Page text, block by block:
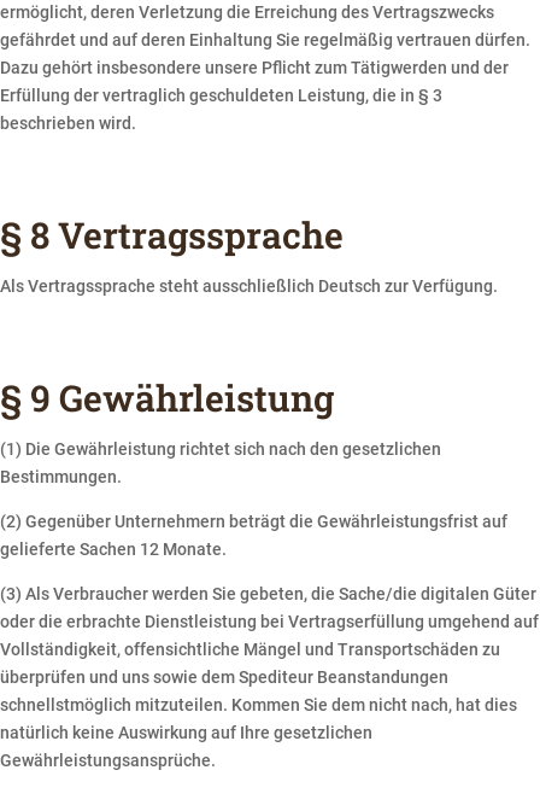
ermöglicht, deren Verletzung die Erreichung des Vertragszwecks
gefährdet und auf deren Einhaltung Sie regelmäßig vertrauen dürfen.
Dazu gehört insbesondere unsere Pflicht zum Tätigwerden und der
Erfüllung der vertraglich geschuldeten Leistung, die in § 3
beschrieben wird.
§ 8 Vertragssprache
Als Vertragssprache steht ausschließlich Deutsch zur Verfügung.
§ 9 Gewährleistung
(1) Die Gewährleistung richtet sich nach den gesetzlichen
Bestimmungen.
(2) Gegenüber Unternehmern beträgt die Gewährleistungsfrist auf
gelieferte Sachen 12 Monate.
(3) Als Verbraucher werden Sie gebeten, die Sache/die digitalen Güter
oder die erbrachte Dienstleistung bei Vertragserfüllung umgehend auf
Vollständigkeit, offensichtliche Mängel und Transportschäden zu
überprüfen und uns sowie dem Spediteur Beanstandungen
schnellstmöglich mitzuteilen. Kommen Sie dem nicht nach, hat dies
natürlich keine Auswirkung auf Ihre gesetzlichen
Gewährleistungsansprüche.